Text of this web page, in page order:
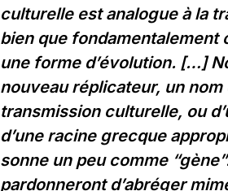
culturelle est analogue à la
bien que fondamentalement
une forme d’évolution. […]
nouveau réplicateur, un nom
transmission culturelle, ou
d’une racine grecque
sonne un peu comme
pardonneront d’abréger